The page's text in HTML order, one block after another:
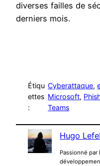
diverses failles de
derniers mois.
Étiqu
ettes
:
Cyberattaque,
Microsoft,
Teams
Hugo
Passionné